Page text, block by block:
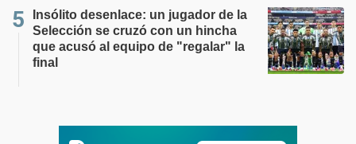
Insólito desenlace: un jugador de la
Selección se cruzó con un hincha
que acusó al equipo de "regalar" la
final